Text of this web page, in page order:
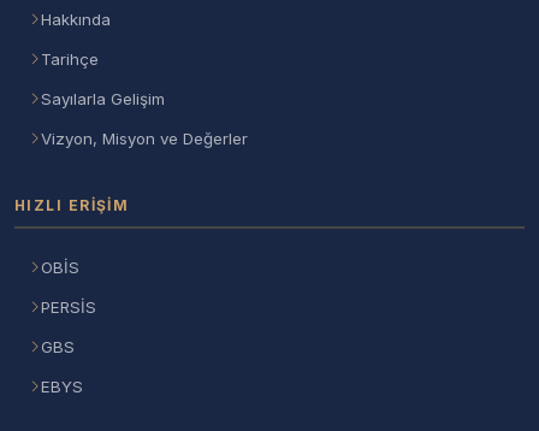
Hakkında
Tarihçe
Sayılarla Gelişim
Vizyon, Misyon ve Değerler
HIZLI ERIŞIM
OBİS
PERSİS
GBS
EBYS